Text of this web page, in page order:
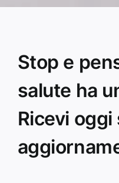
Stop e
salute ha
Ricevi